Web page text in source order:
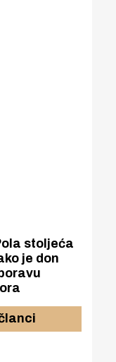
stoljeća
don